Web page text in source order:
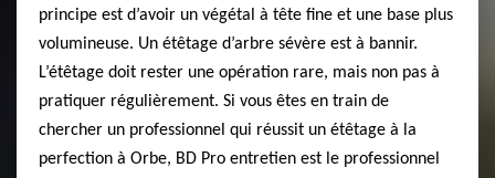
principe est d’avoir un végétal à tête fine et une base plus
volumineuse. Un étêtage d’arbre sévère est à bannir.
L’étêtage doit rester une opération rare, mais non pas à
pratiquer régulièrement. Si vous êtes en train de
chercher un professionnel qui réussit un étêtage à la
perfection à Orbe, BD Pro entretien est le professionnel